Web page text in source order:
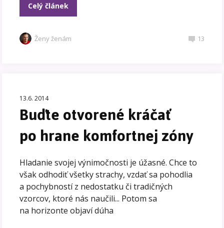
Celý článek
Ženy ženám 13
13.6. 2014
Buďte otvorené kráčať
po hrane komfortnej zóny
Hladanie svojej výnimočnosti je úžasné. Chce to
však odhodiť všetky strachy, vzdať sa pohodlia
a pochybností z nedostatku či tradičných
vzorcov, ktoré nás naučili... Potom sa
na horizonte objaví dúha